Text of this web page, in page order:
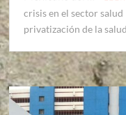
crisis en el sector salud
privatización de la salud